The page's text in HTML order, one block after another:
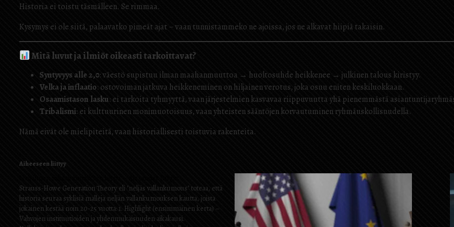
Historia ei toistu täsmälleen. Se rimmaa.
Kysymys ei ole siitä, palaavatko pimeät ajat – vaan tunnistammeko ne ajoissa, jos ne alkavat hiipiä takaisin.
Mitä luvut ja ilmiöt oikeasti tarkoittavat?
Syntyvyys alle 2,0: väestö supistuu ilman maahanmuuttoa → huoltosuhde heikkenee → julkinen talous kiristyy.
Velka ja inflaatio: ostovoiman jatkuva heikkeneminen on hiljainen verotus, joka osuu eniten keskiluokkaan.
Osaamistason lasku: ei tarkoita tyhmyyttä, vaan järjestelmien kasvavaa riippuvuutta yhä pienemmästä
Tribalismi: ei kulttuurinen monimuotoisuus, vaan yhteisten sääntöjen korvautuminen ryhmäuskollisuudella.
Nämä eivät ole mielipiteitä, vaan historiallisesti toistuvia rakenteita.
Aiheeseen liittyy
Strauss-Howe Generation Theory eli "neljäs vallankumous" toteaa, että
historia seuraa syklisiä malleja neljän vallankumouksen kautta, joista
jokainen kestää noin 20-25 vuotta: 1. Highlight (ensimmäinen kerta) –
Vahvojen instituutioiden ja yhdenmukaisuuden aikakausi.